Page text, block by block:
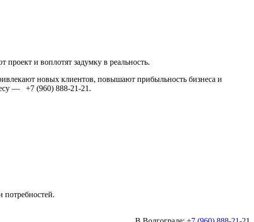
и воплотят задумку в реальность.
новых клиентов, повышают прибыльность бизнеса и
— +7 (960) 888-21-21.